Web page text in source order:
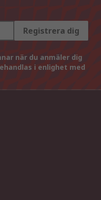
Registrera dig
när du anmäler dig
i enlighet med